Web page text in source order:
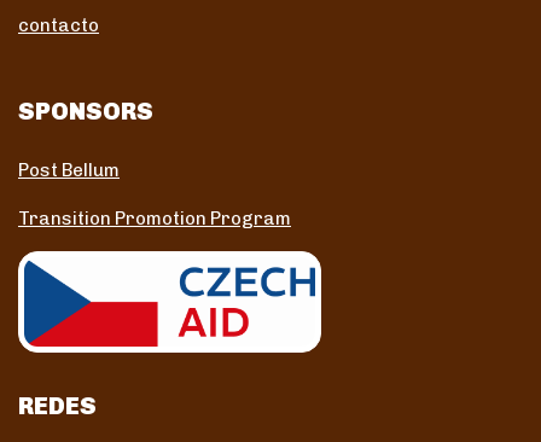
contacto
SPONSORS
Post Bellum
Transition Promotion Program
REDES